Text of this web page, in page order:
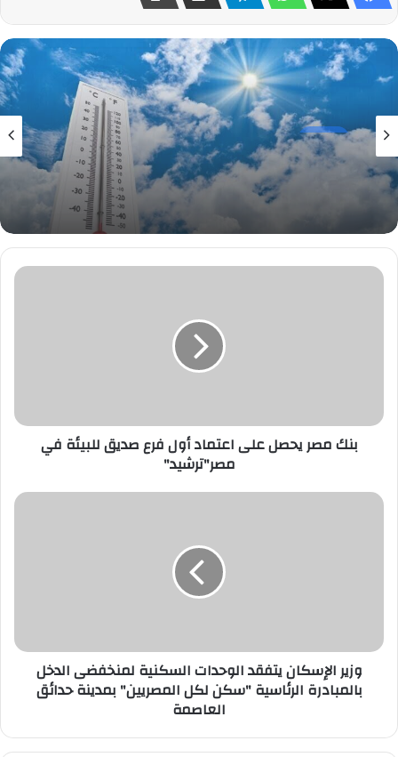
طقس
6 أغسطس، 2026
النشرة الجوية اليومية .. حالة الطقس المتوقعة
بنك
للبيئة
بنك مصر يحصل على اعتماد أول فرع صديق للبيئة في
مصر"ترشيد"
وزير
الرئاسية
"سكن
المصريين"
حدائق
وزير الإسكان يتفقد الوحدات السكنية لمنخفضى الدخل
بالمبادرة الرئاسية "سكن لكل المصريين" بمدينة حدائق
العاصمة